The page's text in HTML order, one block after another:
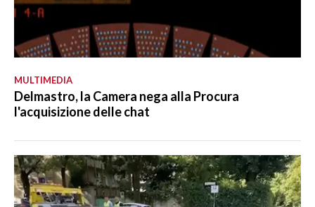
MULTIMEDIA
Delmastro, la Camera nega alla Procura
l'acquisizione delle chat